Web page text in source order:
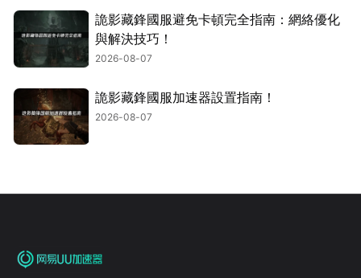
詭影藏鋒國服避免卡頓完全指南：網絡優化
與解決技巧！
2026-08-07
詭影藏鋒國服加速器設置指南！
2026-08-07